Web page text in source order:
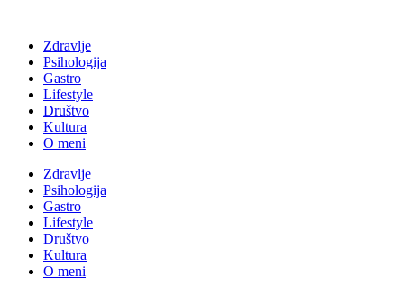
Zdravlje
Psihologija
Gastro
Lifestyle
Društvo
Kultura
O meni
Zdravlje
Psihologija
Gastro
Lifestyle
Društvo
Kultura
O meni